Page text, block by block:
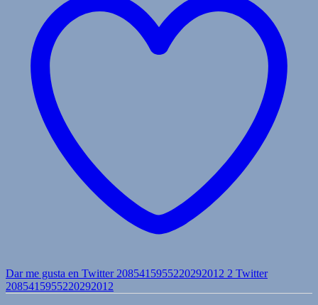
Dar me gusta en Twitter 2085415955220292012 2 Twitter
2085415955220292012